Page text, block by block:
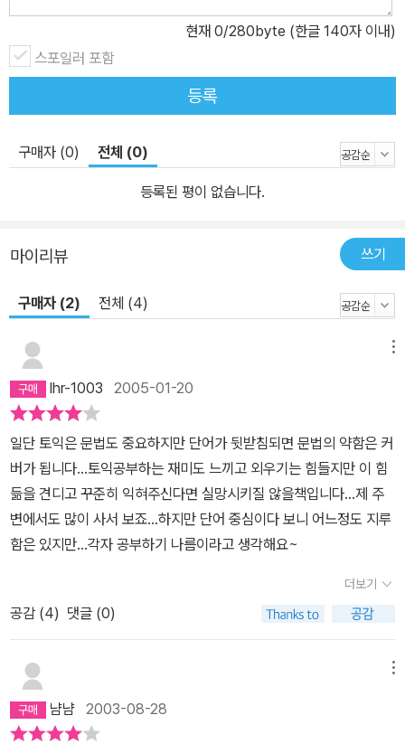
현재 0/280byte (한글 140자 이내)
스포일러 포함
등록
구매자 (0) 전체 (0)
등록된 평이 없습니다.
마이리뷰 쓰기
구매자 (2) 전체 (4)
lhr-1003 2005-01-20
일단 토익은 문법도 중요하지만 단어가 뒷받침되면 문법의 약함은 커
버가 됩니다...토익공부하는 재미도 느끼고 외우기는 힘들지만 이 힘
듦을 견디고 꾸준히 익혀주신다면 실망시키질 않을책입니다...제 주
변에서도 많이 사서 보죠...하지만 단어 중심이다 보니 어느정도 지루
함은 있지만...각자 공부하기 나름이라고 생각해요~
더보기
공감 (4) 댓글 (0)
냠냠 2003-08-28